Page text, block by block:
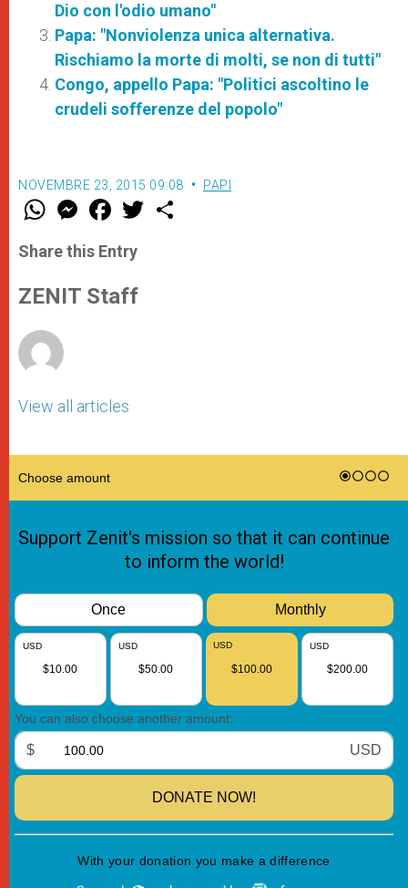
Dio con l'odio umano"
Papa: "Nonviolenza unica alternativa.
Rischiamo la morte di molti, se non di tutti"
Congo, appello Papa: "Politici ascoltino le
crudeli sofferenze del popolo"
NOVEMBRE 23, 2015 09:08 PAPI
W
t
s
p
p
M
e
s
e
g
e
F
a
e
b
o
k
w
Share this Entry
ZENIT Staff
View all articles